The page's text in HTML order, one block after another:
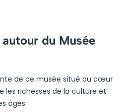
du Musée
de ce musée situé au cœur
les richesses de la culture et
âges.